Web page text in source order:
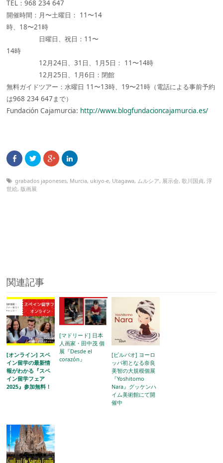
TEL：968 234 647
開催時間：月〜土曜日： 11〜14
時、18〜21時
日曜日、祝日：11〜
14時
12月24日、31日、1月5日： 11〜14時
12月25日、1月6日：閉館
無料ガイドツアー：水曜日 11〜13時、19〜21時（電話による事前予約
は968 234 647まで）
Fundación Cajamurcia: http://www.blogfundacioncajamurcia.es/
grabados japoneses, Murcia, ukiyo-e, Utagawa, ムルシア, 展示会,歌川国貞,浮
世絵, 版画展
関連記事
[オンライン] スペ
イン留学の最新情
報がわかる『スペ
イン留学フェア
2025』参加無料！
[マドリード] 日本
人画家・田中茂 個
展『Desde el
corazón』
[ビルバオ] ヨーロ
ッパ初となる奈良
美智の大規模個展
『Yoshitomo
Nara』グッケンハ
イム美術館にて開
催中